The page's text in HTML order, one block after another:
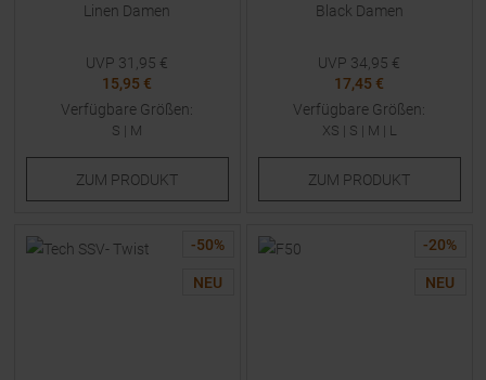
Linen Damen
UVP 31,95 €
15,95 €
Verfügbare Größen:
S | M
ZUM PRODUKT
Black Damen
UVP 34,95 €
17,45 €
Verfügbare Größen:
XS | S | M | L
ZUM PRODUKT
-50%
NEU
-20%
NEU